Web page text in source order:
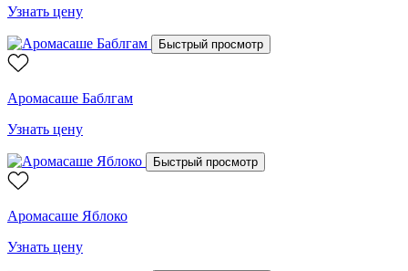
Узнать цену
Быстрый просмотр
Аромасаше Баблгам
Узнать цену
Быстрый просмотр
Аромасаше Яблоко
Узнать цену